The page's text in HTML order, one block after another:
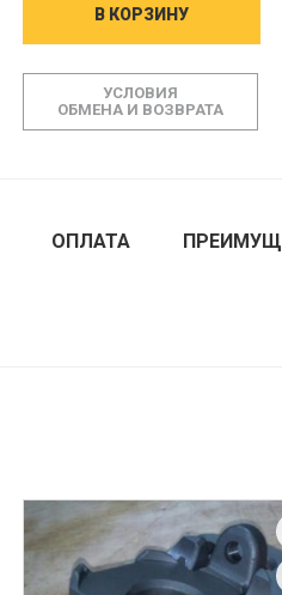
В КОРЗИНУ
УСЛОВИЯ
ОБМЕНА И ВОЗВРАТА
ОПЛАТА